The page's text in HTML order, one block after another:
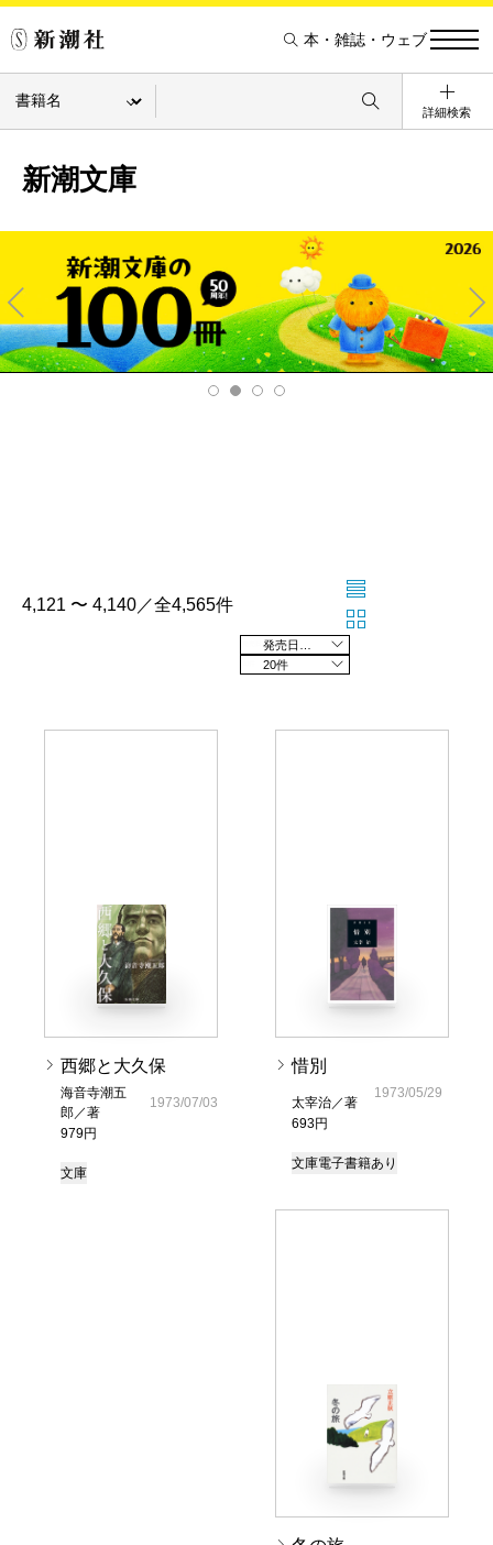
本・雑誌・ウェブ
詳細検索
新潮文庫
Pre
v
Ne
xt
4,121 〜 4,140／全4,565件
20件
西郷と大久保
海音寺潮五
郎／著
979円
1973/07/03
文庫
惜別
太宰治／著
693円
1973/05/29
文庫電子書籍あり